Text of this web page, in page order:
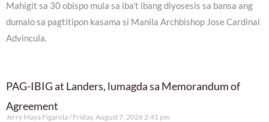
Mahigit sa 30 obispo mula sa iba’t ibang diyosesis sa bansa ang
dumalo sa pagtitipon kasama si Manila Archbishop Jose Cardinal
Advincula.
PAG-IBIG at Landers, lumagda sa Memorandum of
Agreement
Jerry Maya Figarola Friday, August 7, 2026 2:41 pm